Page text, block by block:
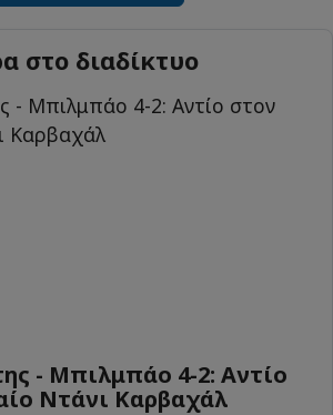
στο διαδίκτυο
- Μπιλμπάο 4-2: Αντίο
Ντάνι Καρβαχάλ